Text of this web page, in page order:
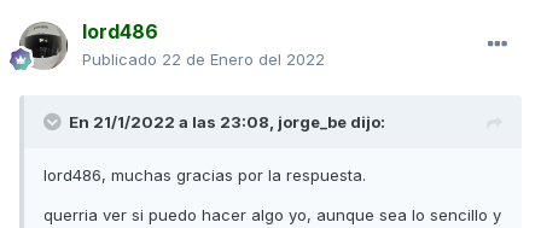
lord486
Publicado 22 de Enero del 2022
En 21/1/2022 a las 23:08, jorge_be dijo:
lord486, muchas gracias por la respuesta.
querria ver si puedo hacer algo yo, aunque sea lo sencillo y